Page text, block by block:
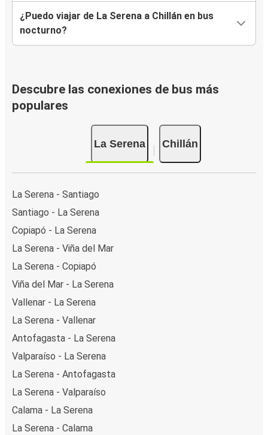
¿Puedo viajar de La Serena a Chillán en bus
nocturno?
Descubre las conexiones de bus más
populares
La Serena Chillán
La Serena - Santiago
Santiago - La Serena
Copiapó - La Serena
La Serena - Viña del Mar
La Serena - Copiapó
Viña del Mar - La Serena
Vallenar - La Serena
La Serena - Vallenar
Antofagasta - La Serena
Valparaíso - La Serena
La Serena - Antofagasta
La Serena - Valparaíso
Calama - La Serena
La Serena - Calama